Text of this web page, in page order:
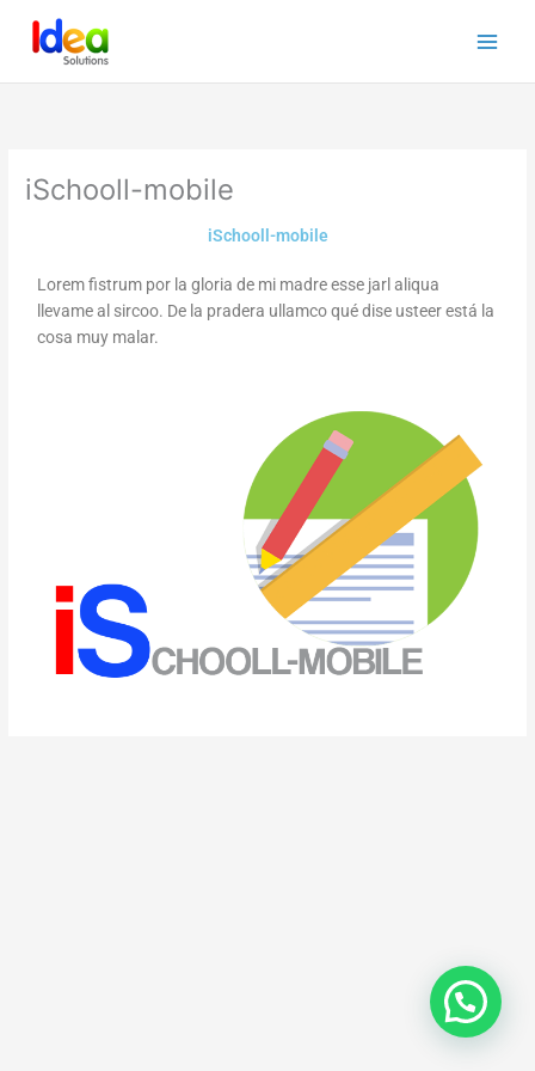
contenido
iSchooll-mobile
iSchooll-mobile
Lorem fistrum por la gloria de mi madre esse jarl aliqua
llevame al sircoo. De la pradera ullamco qué dise usteer está la
cosa muy malar.